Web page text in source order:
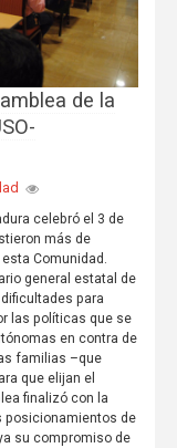
de la
celebró el 3 de
más de
Comunidad.
general estatal de
para
las políticas que se
en contra de
familias –que
que elijan el
finalizó con la
posicionamientos de
su compromiso de